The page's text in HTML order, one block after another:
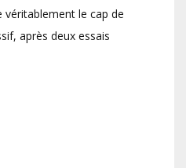
véritablement le cap de
après deux essais